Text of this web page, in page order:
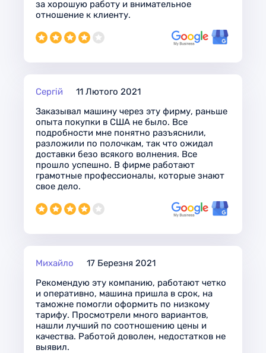
за хорошую работу и внимательное
отношение к клиенту.
Сергій
11 Лютого 2021
Заказывал машину через эту фирму, раньше
опыта покупки в США не было. Все
подробности мне понятно разъяснили,
разложили по полочкам, так что ожидал
доставки безо всякого волнения. Все
прошло успешно. В фирме работают
грамотные профессионалы, которые знают
свое дело.
Михайло
17 Березня 2021
Рекомендую эту компанию, работают четко
и оперативно, машина пришла в срок, на
таможне помогли оформить по низкому
тарифу. Просмотрели много вариантов,
нашли лучший по соотношению цены и
качества. Работой доволен, недостатков не
выявил.